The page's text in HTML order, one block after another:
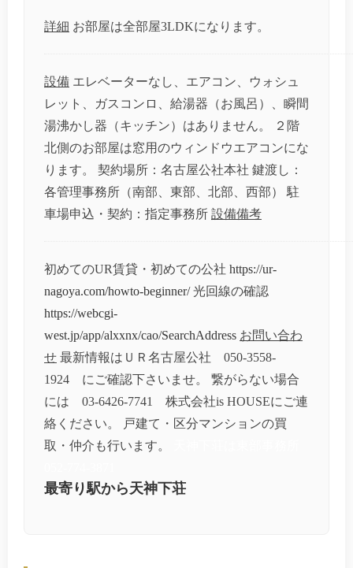
詳細 お部屋は全部屋3LDKになります。
設備 エレベーターなし、エアコン、ウォシュ
レット、ガスコンロ、給湯器（お風呂）、瞬間
湯沸かし器（キッチン）はありません。 ２階
北側のお部屋は窓用のウィンドウエアコンにな
ります。 契約場所：名古屋公社本社 鍵渡し：
各管理事務所（南部、東部、北部、西部） 駐
車場申込・契約：指定事務所 設備備考
初めてのUR賃貸・初めての公社 https://ur-
nagoya.com/howto-beginner/光回線の確認
https://webcgi-
west.jp/app/alxxnx/cao/SearchAddress お問い合わ
せ 最新情報はＵＲ名古屋公社 050-3558-
1924 にご確認下さいませ。 繋がらない場合
には 03-6426-7741 株式会社is HOUSEにご連
絡ください。 戸建て・区分マンションの買
取・仲介も行います。
最寄り駅から天神下荘